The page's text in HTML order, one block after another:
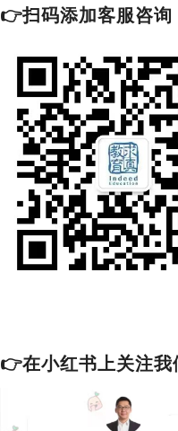
👉扫码添加客服咨询
👉在小红书上关注我